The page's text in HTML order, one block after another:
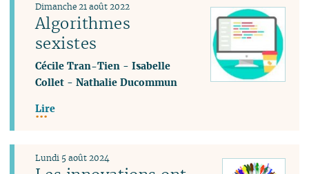
Algorithmes
sexistes
Dimanche 21 août 2022
Cécile Tran-Tien -Isabelle
Collet -Nathalie Ducommun
Lire
Lundi 5 août 2024